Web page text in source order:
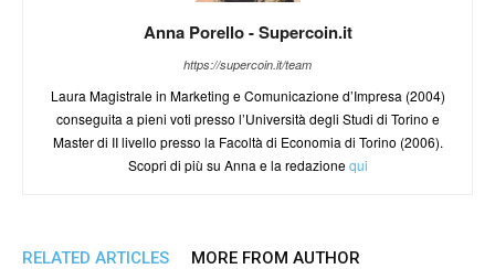
Anna Porello - Supercoin.it
https://supercoin.it/team
Laura Magistrale in Marketing e Comunicazione d’Impresa (2004)
conseguita a pieni voti presso l’Università degli Studi di Torino e
Master di II livello presso la Facoltà di Economia di Torino (2006).
Scopri di più su Anna e la redazionequi
RELATED ARTICLES MORE FROM AUTHOR